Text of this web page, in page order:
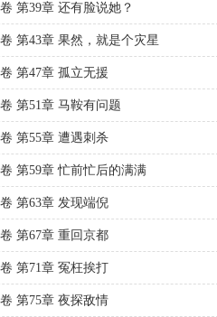
第39章 还有脸说她？
第43章 果然，就是个灾星
第47章 孤立无援
第51章 马鞍有问题
第55章 遭遇刺杀
第59章 忙前忙后的满满
第63章 发现端倪
第67章 重回京都
第71章 冤枉挨打
第75章 夜探敌情